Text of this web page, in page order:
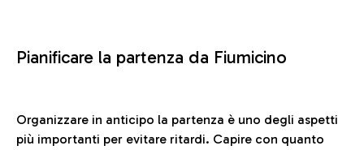
Pianificare la partenza da Fiumicino
Organizzare in anticipo la partenza è uno degli aspetti
più importanti per evitare ritardi. Capire con quanto